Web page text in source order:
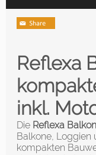
Reflexa
inkl.
Die Reflexa
Balkone, Loggien
kompakten